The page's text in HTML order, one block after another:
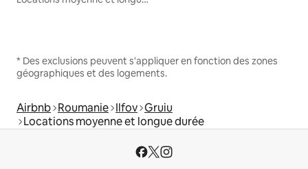
* Des exclusions peuvent s'appliquer en fonction des zones
géographiques et des logements.
Airbnb Roumanie Ilfov Gruiu
Locations moyenne et longue durée